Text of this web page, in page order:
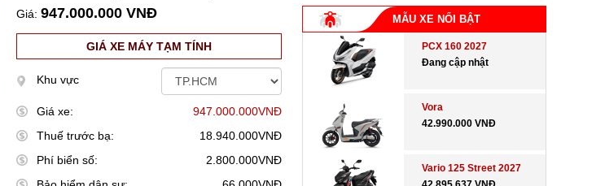
Giá:947.000.000 VNĐ
GIÁ XE MÁY TẠM TÍNH
Khu vực
Giá xe:
947.000.000VNĐ
Thuế trước bạ:
18.940.000VNĐ
Phí biển số:
2.800.000VNĐ
MẪU XE NỔI BẬT
PCX 160 2027
Đang cập nhật
Vora
42.990.000 VNĐ
Vario 125 Street 2027